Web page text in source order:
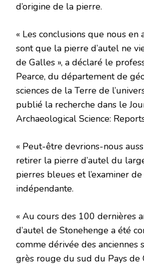
d’origine de la pierre.
« Les conclusions que nous en
sont que la pierre d’autel ne
de Galles », a déclaré le
Pearce, du département de
sciences de la Terre de
publié la recherche dans le
Archaeological Science:
« Peut-être devrions-nous
retirer la pierre d’autel du
pierres bleues et l’examiner
indépendante.
« Au cours des 100 dernières
d’autel de Stonehenge a été
comme dérivée des anciennes
grès rouge du sud du Pays de